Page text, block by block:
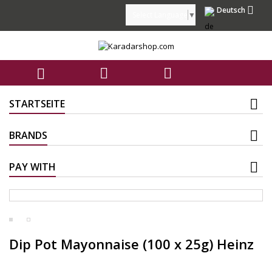
Deutsch 
▼
  
STARTSEITE
BRANDS
PAY WITH
Dip Pot Mayonnaise (100 x 25g) Heinz